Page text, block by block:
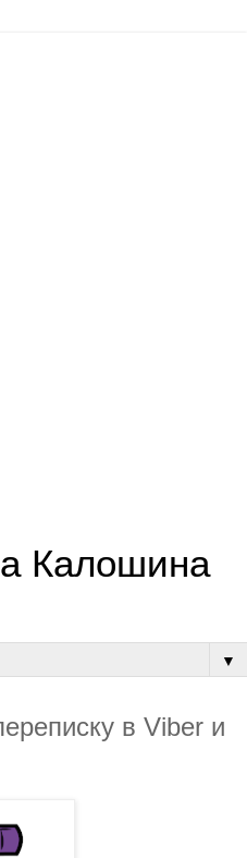
Калошина
▼
в Viber и